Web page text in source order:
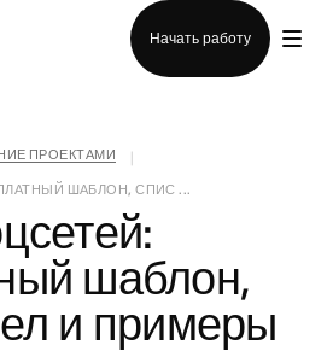
Начать работу
ПРОЕКТАМИ
ШАБЛОН, СПИС ...
шаблон,
и примеры